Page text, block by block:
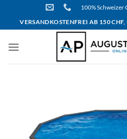
content
100% Schweizer
VERSANDKOSTENFREI AB 150